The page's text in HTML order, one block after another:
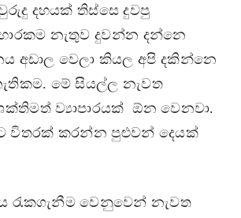
දහයක් තිස්සෙ දුවපු
නැතුව දුවන්න දන්නෙ
අඩාල වෙලා කියල අපි දකින්නෙ
මේ සියල්ල නැවත
ව්‍යාපාරයක් ඕන වෙනවා.
කරන්න පුළුවන් දෙයක්
රැකගැනීම වෙනුවෙන් නැවත